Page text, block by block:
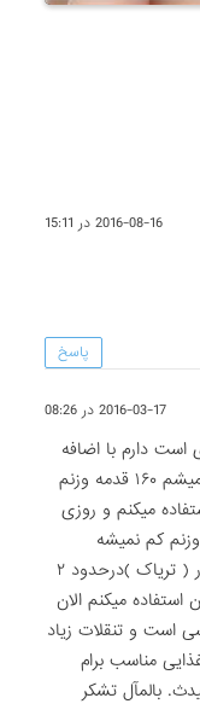
2016-08-16 در 15:11
پاسخ
2016-03-17 در 08:26
دارم با اضافه
وزن مبارزه میکنم ولی موفق نمیشم ۱۶۰ قدمه وزنم
میکنم و روزی
کم نمیشه
درضمن بخاطر ترک مواد مخدر ( تریاک )درحدود ۲
میکنم الان
روزی ۳ سی سی است و تنقلات زیاد
مناسب برام
بالمآل تشکر